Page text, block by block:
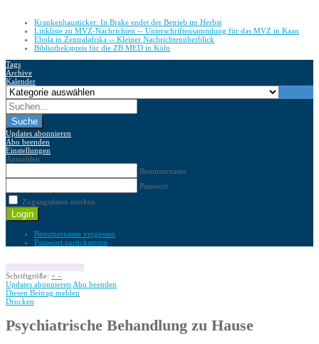
Krankenhausticker: In Brake endet der Betrieb im Herbst
Linkliste zu MVZ-Nachrichten -- Unterschriftensammlung für das MVZ in Kaan
Ebola in Zentralafrika -- Kleiner Nachrichtenüberblick
Bibliothekspreis für die ZB MED in Köln
Tags
Archive
Kalender
Suche
Updates abonnieren
Abo beenden
Einstellungen
Anmelden
Benutzername
Passwort
Zugangsdaten merken
Login
Benutzername vergessen
Passwort zurücksetzen
Schriftgröße: + –
Updates abonnieren Abo beenden
Diesen Beitrag melden
Drucken
Psychiatrische Behandlung zu Hause